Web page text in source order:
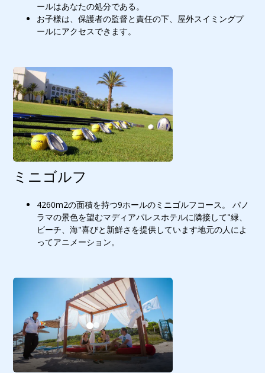
ールはあなたの処分である。
お子様は、保護者の監督と責任の下、屋外スイミングプ
ールにアクセスできます。
ミニゴルフ
4260m2の面積を持つ9ホールのミニゴルフコース。 パノ
ラマの景色を望むマディアパレスホテルに隣接して"緑、
ビーチ、海"喜びと新鮮さを提供しています地元の人によ
ってアニメーション。